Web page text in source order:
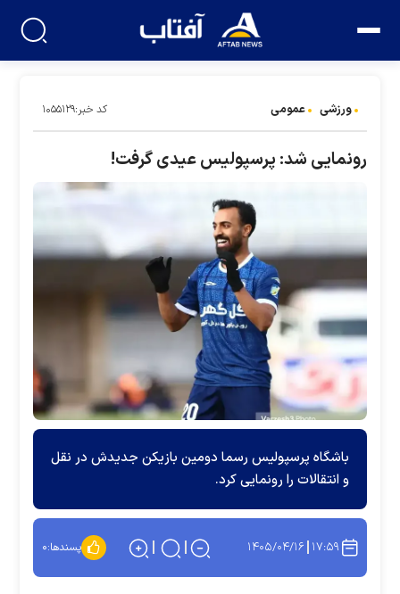
ورزشی عمومی کد خبر:۱۰۵۵۱۲۹
رونمایی شد: پرسپولیس عیدی گرفت!
باشگاه پرسپولیس رسما دومین بازیکن جدیدش در نقل
و انتقالات را رونمایی کرد.
۱۷:۵۹ ۱۴۰۵/۰۴/۱۶ پسندها:۰